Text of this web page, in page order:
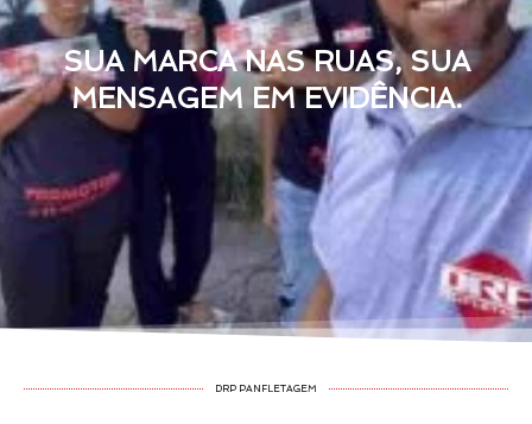
SUA MARCA NAS RUAS, SUA
MENSAGEM EM EVIDÊNCIA.
DRP PANFLETAGEM